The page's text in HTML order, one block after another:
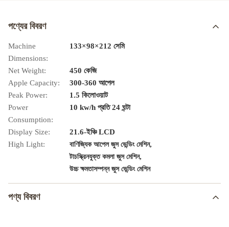
পণ্যের বিবরণ
Machine
Dimensions:
133×98×212 সেমি
Net Weight:
450 কেজি
Apple Capacity:
300-360 আপেল
Peak Power:
1.5 কিলোওয়াট
Power
Consumption:
10 kw/h প্রতি 24 ঘন্টা
Display Size:
21.6-ইঞ্চি LCD
High Light:
বাণিজ্যিক আপেল জুস ভেন্ডিং মেশিন,
টাচস্ক্রিনযুক্ত কমলা জুস মেশিন,
উচ্চ ক্ষমতাসম্পন্ন জুস ভেন্ডিং মেশিন
পণ্য বিবরণ